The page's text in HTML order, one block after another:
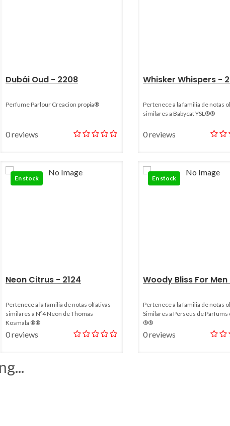
Dubái Oud - 2208
Perfume Parlour Creacion propia®
0 reviews
Whisker Whispers -
Pertenece a la familia de notas
similares a Babycat YSL®®
0 reviews
En stock
Neon Citrus - 2124
Pertenece a la familia de notas olfativas
similares a Nº4 Neon de Thomas
Kosmala ®®
0 reviews
En stock
Woody Bliss For Men
Pertenece a la familia de notas
Similares a Perseus de Parfums
®®
0 reviews